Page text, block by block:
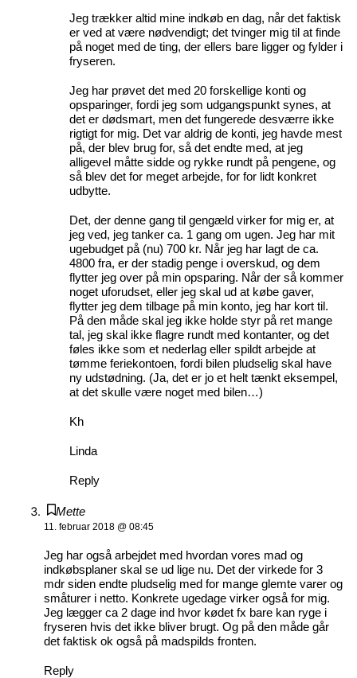
Jeg trækker altid mine indkøb en dag, når det faktisk
er ved at være nødvendigt; det tvinger mig til at finde
på noget med de ting, der ellers bare ligger og fylder i
fryseren.
Jeg har prøvet det med 20 forskellige konti og
opsparinger, fordi jeg som udgangspunkt synes, at
det er dødsmart, men det fungerede desværre ikke
rigtigt for mig. Det var aldrig de konti, jeg havde mest
på, der blev brug for, så det endte med, at jeg
alligevel måtte sidde og rykke rundt på pengene, og
så blev det for meget arbejde, for for lidt konkret
udbytte.
Det, der denne gang til gengæld virker for mig er, at
jeg ved, jeg tanker ca. 1 gang om ugen. Jeg har mit
ugebudget på (nu) 700 kr. Når jeg har lagt de ca.
4800 fra, er der stadig penge i overskud, og dem
flytter jeg over på min opsparing. Når der så kommer
noget uforudset, eller jeg skal ud at købe gaver,
flytter jeg dem tilbage på min konto, jeg har kort til.
På den måde skal jeg ikke holde styr på ret mange
tal, jeg skal ikke flagre rundt med kontanter, og det
føles ikke som et nederlag eller spildt arbejde at
tømme feriekontoen, fordi bilen pludselig skal have
ny udstødning. (Ja, det er jo et helt tænkt eksempel,
at det skulle være noget med bilen…)
Kh
Linda
Reply
Mette
11. februar 2018 @ 08:45
Jeg har også arbejdet med hvordan vores mad og
indkøbsplaner skal se ud lige nu. Det der virkede for 3
mdr siden endte pludselig med for mange glemte varer og
småturer i netto. Konkrete ugedage virker også for mig.
Jeg lægger ca 2 dage ind hvor kødet fx bare kan ryge i
fryseren hvis det ikke bliver brugt. Og på den måde går
det faktisk ok også på madspilds fronten.
Reply